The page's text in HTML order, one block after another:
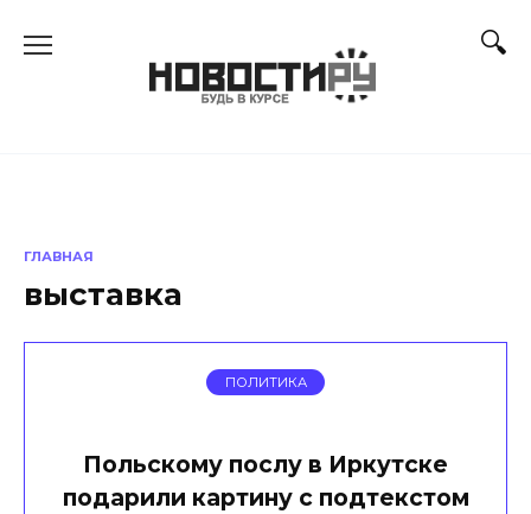
ГЛАВНАЯ
выставка
ПОЛИТИКА
Польскому послу в Иркутске
подарили картину с подтекстом